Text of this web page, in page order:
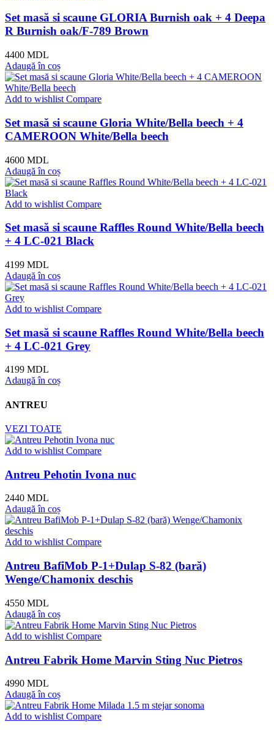
Set masă si scaune GLORIA Burnish oak + 4 Deepa
R Burnish oak/F-789 Brown
4400 MDL
Adaugă în coș
Add to wishlist Compare
Set masă si scaune Gloria White/Bella beech + 4
CAMEROON White/Bella beech
4600 MDL
Adaugă în coș
Add to wishlist Compare
Set masă si scaune Raffles Round White/Bella beech
+ 4 LC-021 Black
4199 MDL
Adaugă în coș
Add to wishlist Compare
Set masă si scaune Raffles Round White/Bella beech
+ 4 LC-021 Grey
4199 MDL
Adaugă în coș
ANTREU
VEZI TOATE
Add to wishlist Compare
Antreu Pehotin Ivona nuc
2440 MDL
Adaugă în coș
Add to wishlistCompare
Antreu BafiMob P-1+Dulap S-82 (bară)
Wenge/Chamonix deschis
4550 MDL
Adaugă în coș
Add to wishlist Compare
Antreu Fabrik Home Marvin Sting Nuc Pietros
4990 MDL
Adaugă în coș
Add to wishlist Compare